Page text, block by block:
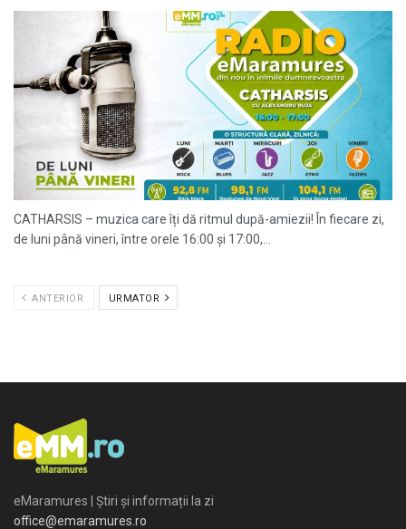
CATHARSIS – muzica care îți dă ritmul după-amiezii! În fiecare zi,
de luni până vineri, între orele 16:00 și 17:00,...
ANTERIOR URMATOR
eMaramures | Știri și informații la zi
office@emaramures.ro